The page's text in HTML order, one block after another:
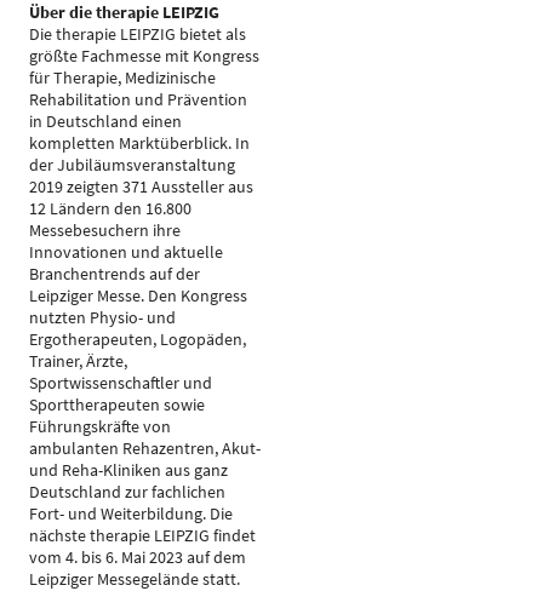
Über die therapie LEIPZIG
Die therapie LEIPZIG bietet als
größte Fachmesse mit Kongress
für Therapie, Medizinische
Rehabilitation und Prävention
in Deutschland einen
kompletten Marktüberblick. In
der Jubiläumsveranstaltung
2019 zeigten 371 Aussteller aus
12 Ländern den 16.800
Messebesuchern ihre
Innovationen und aktuelle
Branchentrends auf der
Leipziger Messe. Den Kongress
nutzten Physio- und
Ergotherapeuten, Logopäden,
Trainer, Ärzte,
Sportwissenschaftler und
Sporttherapeuten sowie
Führungskräfte von
ambulanten Rehazentren, Akut-
und Reha-Kliniken aus ganz
Deutschland zur fachlichen
Fort- und Weiterbildung. Die
nächste therapie LEIPZIG findet
vom 4. bis 6. Mai 2023 auf dem
Leipziger Messegelände statt.